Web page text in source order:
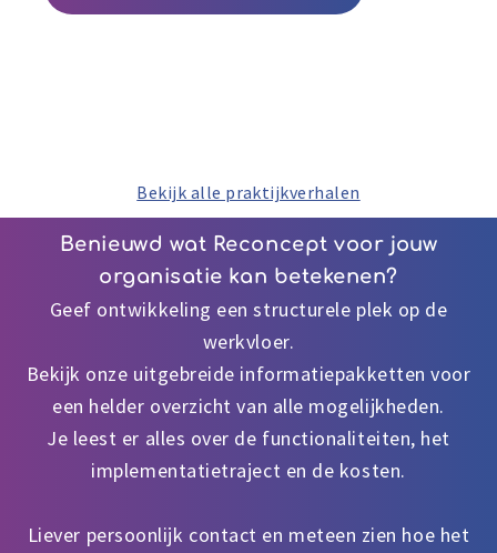
Bekijk alle praktijkverhalen
Benieuwd wat Reconcept voor jouw
organisatie kan betekenen?
Geef ontwikkeling een structurele plek op de
werkvloer.
Bekijk onze uitgebreide informatiepakketten voor
een helder overzicht van alle mogelijkheden.
Je leest er alles over de functionaliteiten, het
implementatietraject en de kosten.
Liever persoonlijk contact en meteen zien hoe het